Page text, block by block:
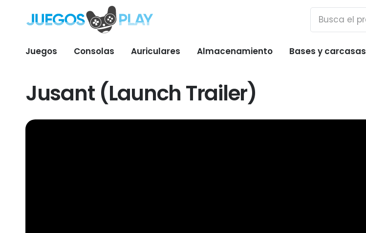
Juegos Consolas Auriculares Almacenamiento Bases y carcasas
Jusant (Launch Trailer)